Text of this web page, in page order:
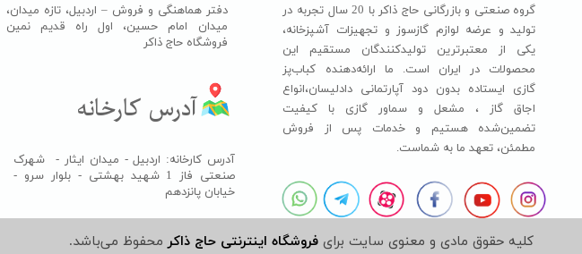
گروه صنعتی و بازرگانی حاج ذاکر با 20 سال تجربه در
تولید و عرضه لوازم گازسوز و تجهیزات آشپزخانه،
یکی از معتبرترین تولیدکنندگان مستقیم این
محصولات در ایران است. ما ارائه‌دهنده کباب‌پز
گازی ایستاده بدون دود آپارتمانی دادلیسان،انواع
اجاق گاز ،​​​​​​​ مشعل و سماور گازی با کیفیت
تضمین‌شده هستیم و خدمات پس از فروش
مطمئن، تعهد ما به شماست.
دفتر هماهنگی و فروش – اردبیل، تازه میدان،
میدان امام حسین، اول راه قدیم نمین
فروشگاه حاج ذاکر​​​​​​​
آدرس کارخانه: اردبیل - میدان ایثار - شهرک
صنعتی فاز 1 شهید بهشتی - بلوار سرو -
خیابان پانزدهم
کلیه حقوق مادی و معنوی سایت برایفروشگاه اینترنتی حاج ذاکر محفوظ می‌باشد.​​​​​​​
آدرس کارخانه​​​​​​​